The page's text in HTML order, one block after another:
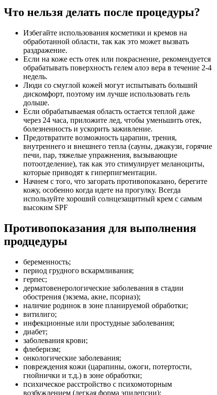
Что нельзя делать после процедуры?
Избегайте использования косметики и кремов на
обработанной области, так как это может вызвать
раздражение.
Если на коже есть отек или покраснение, рекомендуется
обрабатывать поверхность гелем алоэ вера в течение 2-4
недель.
Люди со смуглой кожей могут испытывать больший
дискомфорт, поэтому им лучше использовать гель
дольше.
Если обрабатываемая область остается теплой даже
через 24 часа, приложите лед, чтобы уменьшить отек,
болезненность и ускорить заживление.
Предотвратите возможность царапин, трения,
внутреннего и внешнего тепла (сауны, джакузи, горячие
печи, пар, тяжелые упражнения, вызывающие
потоотделение), так как это стимулирует меланоциты,
которые приводят к гиперпигментации.
Начнем с того, что загорать противопоказано, берегите
кожу, особенно когда идете на прогулку. Всегда
используйте хороший солнцезащитный крем с самым
высоким SPF
Противопоказания для выполнения
продцедуры
беременность;
период грудного вскармливания;
герпес;
дерматовенерологические заболевания в стадии
обострения (экзема, акне, псориаз);
наличие родинок в зоне планируемой обработки;
витилиго;
инфекционные или простудные заболевания;
диабет;
заболевания крови;
флеберизм;
онкологические заболевания;
повреждения кожи (царапины, ожоги, потертости,
гнойнички и т.д.) в зоне обработки;
психическое расстройство с психомоторным
возбуждением (легкая форма эпилепсии);